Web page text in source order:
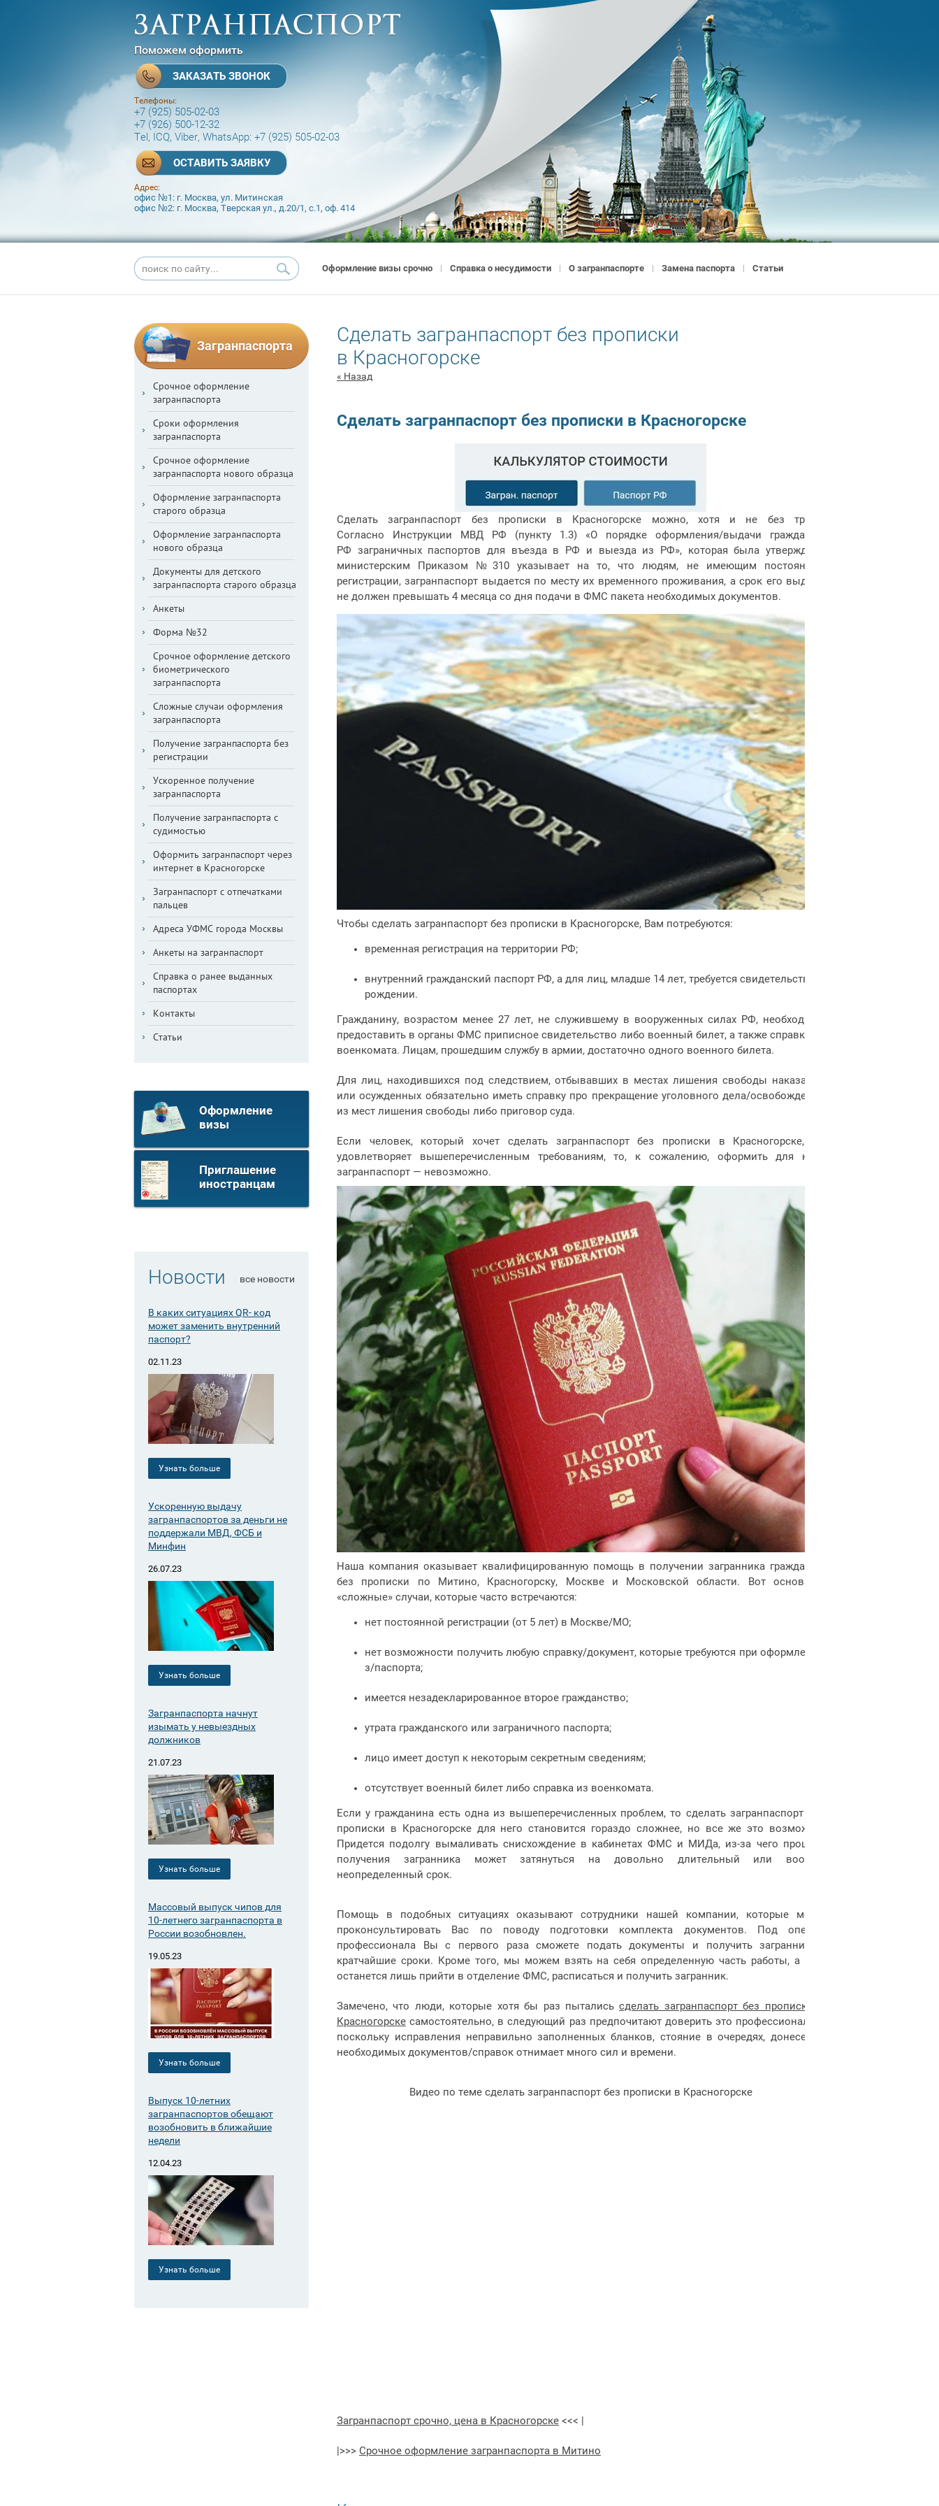
Поможем оформить
ЗАКАЗАТЬ ЗВОНОК
Телефоны:
+7 (925) 505-02-03
+7 (926) 500-12-32
Tel, ICQ, Viber, WhatsApp: +7 (925) 505-02-03
ОСТАВИТЬ ЗАЯВКУ
Адрес:
офис №1: г. Москва, ул. Митинская
офис №2: г. Москва, Тверская ул., д.20/1, с.1, оф. 414
Оформление визы срочно Справка о несудимости О загранпаспорте Замена паспорта Статьи
Загранпаспорта
Срочное оформление
загранпаспорта
Сроки оформления
загранпаспорта
Срочное оформление
загранпаспорта нового образца
Оформление загранпаспорта
старого образца
Оформление загранпаспорта
нового образца
Документы для детского
загранпаспорта старого образца
Анкеты
Форма №32
Срочное оформление детского
биометрического
загранпаспорта
Сложные случаи оформления
загранпаспорта
Получение загранпаспорта без
регистрации
Ускоренное получение
загранпаспорта
Получение загранпаспорта с
судимостью
Оформить загранпаспорт через
интернет в Красногорске
Загранпаспорт с отпечатками
пальцев
Адреса УФМС города Москвы
Анкеты на загранпаспорт
Справка о ранее выданных
паспортах
Контакты
Статьи
Оформление
визы
Приглашение
иностранцам
Новости все новости
В каких ситуациях QR- код
может заменить внутренний
паспорт?
02.11.23
Узнать больше
Ускоренную выдачу
загранпаспортов за деньги не
поддержали МВД, ФСБ и
Минфин
26.07.23
Узнать больше
Загранпаспорта начнут
изымать у невыездных
должников
21.07.23
Узнать больше
Массовый выпуск чипов для
10-летнего загранпаспорта в
России возобновлен.
19.05.23
Узнать больше
Выпуск 10-летних
загранпаспортов обещают
возобновить в ближайшие
недели
12.04.23
Узнать больше
Сделать загранпаспорт без прописки
в Красногорске
« Назад
Сделать загранпаспорт без прописки в Красногорске
Сделать загранпаспорт без прописки в Красногорске можно, хотя и не без труда.
Согласно Инструкции МВД РФ (пункту 1.3) «О порядке оформления/выдачи гражданам
РФ заграничных паспортов для въезда в РФ и выезда из РФ», которая была утверждена
министерским Приказом №310 указывает на то, что людям, не имеющим постоянной
регистрации, загранпаспорт выдается по месту их временного проживания, а срок его выдачи
не должен превышать 4 месяца со дня подачи в ФМС пакета необходимых документов.
Чтобы сделать загранпаспорт без прописки в Красногорске, Вам потребуются:
временная регистрация на территории РФ;
внутренний гражданский паспорт РФ, а для лиц, младше 14 лет, требуется свидетельство о
рождении.
Гражданину, возрастом менее 27 лет, не служившему в вооруженных силах РФ, необходимо
предоставить в органы ФМС приписное свидетельство либо военный билет, а также справку из
военкомата. Лицам, прошедшим службу в армии, достаточно одного военного билета.
Для лиц, находившихся под следствием, отбывавших в местах лишения свободы наказание
или осужденных обязательно иметь справку про прекращение уголовного дела/освобождение
из мест лишения свободы либо приговор суда.
Если человек, который хочет сделать загранпаспорт без прописки в Красногорске, не
удовлетворяет вышеперечисленным требованиям, то, к сожалению, оформить для него
загранпаспорт — невозможно.
Наша компания оказывает квалифицированную помощь в получении загранника гражданам
без прописки по Митино, Красногорску, Москве и Московской области. Вот основные
«сложные» случаи, которые часто встречаются:
нет постоянной регистрации (от 5 лет) в Москве/МО;
нет возможности получить любую справку/документ, которые требуются при оформлении
з/паспорта;
имеется незадекларированное второе гражданство;
утрата гражданского или заграничного паспорта;
лицо имеет доступ к некоторым секретным сведениям;
отсутствует военный билет либо справка из военкомата.
Если у гражданина есть одна из вышеперечисленных проблем, то сделать загранпаспорт без
прописки в Красногорске для него становится гораздо сложнее, но все же это возможно.
Придется подолгу вымаливать снисхождение в кабинетах ФМС и МИДа, из-за чего процесс
получения загранника может затянуться на довольно длительный или вообще
неопределенный срок.
Помощь в подобных ситуациях оказывают сотрудники нашей компании, которые могут
проконсультировать Вас по поводу подготовки комплекта документов. Под опекой
профессионала Вы с первого раза сможете подать документы и получить загранник в
кратчайшие сроки. Кроме того, мы можем взять на себя определенную часть работы, а Вам
останется лишь прийти в отделение ФМС, расписаться и получить загранник.
Замечено, что люди, которые хотя бы раз пыталисьсделать загранпаспорт без прописки в
Красногорске самостоятельно, в следующий раз предпочитают доверить это профессионалам,
поскольку исправления неправильно заполненных бланков, стояние в очередях, донесение
необходимых документов/справок отнимает много сил и времени.
Видео по теме сделать загранпаспорт без прописки в Красногорске
Загранпаспорт срочно, цена в Красногорске <<< |
|>>> Срочное оформление загранпаспорта в Митино